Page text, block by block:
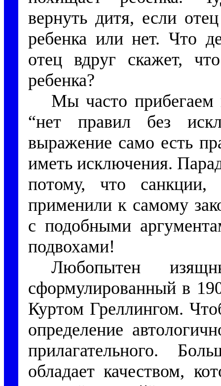
вернуть дитя, если
ребенка или нет. Что
отец вдруг скажет,
ребенка?
Мы часто прибегаем
“нет правил без
выражение само есть
иметь исключения.
потому, что санкции,
применили к самому
с подобными
подвохами!
Любопытен
сформулированный в
Куртом Греллингом.
определение
прилагательного.
обладает качеством,